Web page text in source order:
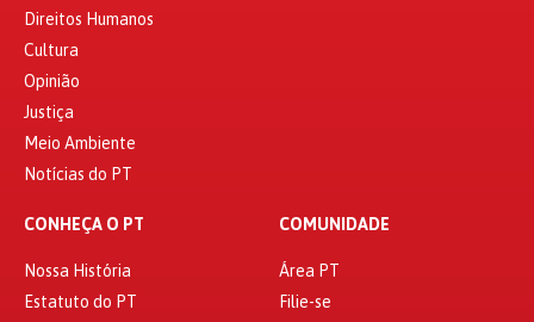
Direitos Humanos
Cultura
Opinião
Justiça
Meio Ambiente
Notícias do PT
CONHEÇA O PT
Nossa História
Estatuto do PT
COMUNIDADE
Área PT
Filie-se